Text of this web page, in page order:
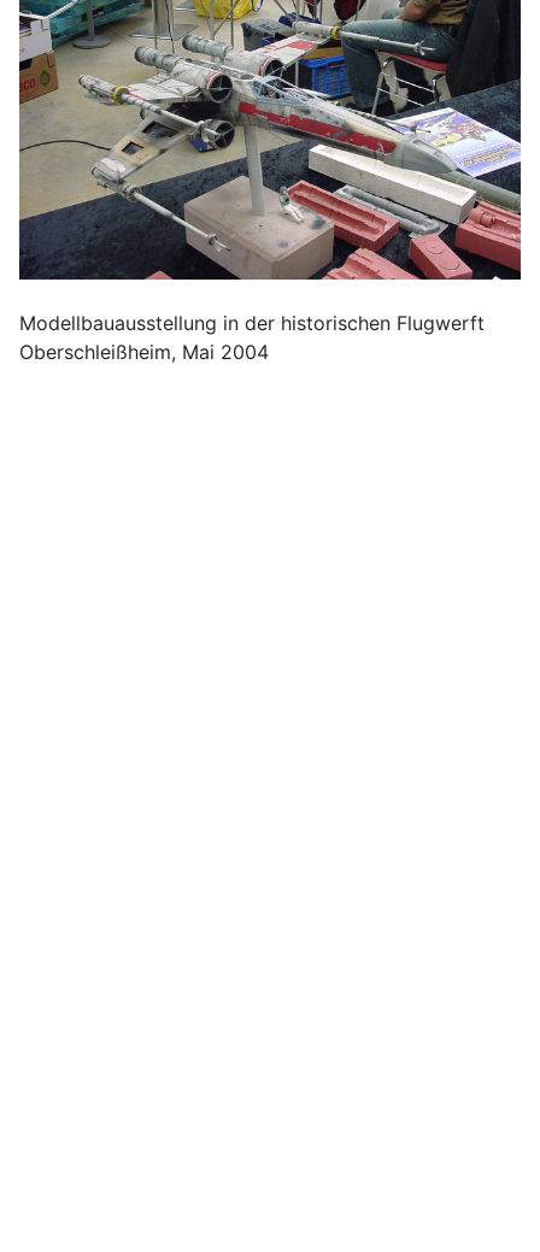
Modellbauausstellung in der historischen Flugwerft
Oberschleißheim, Mai 2004